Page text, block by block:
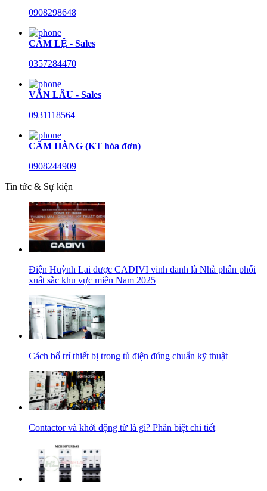
0908298648
CẨM LỆ - Sales
0357284470
VĂN LÂU - Sales
0931118564
CẨM HẰNG (KT hóa đơn)
0908244909
Tin tức & Sự kiện
Điện Huỳnh Lai được CADIVI vinh danh là Nhà phân phối
xuất sắc khu vực miền Nam 2025
Cách bố trí thiết bị trong tủ điện đúng chuẩn kỹ thuật
Contactor và khởi động từ là gì? Phân biệt chi tiết